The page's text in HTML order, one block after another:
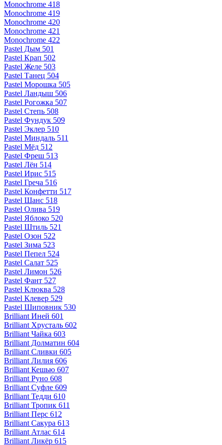
Monochrome 418
Monochrome 419
Monochrome 420
Monochrome 421
Monochrome 422
Pastel Дым 501
Pastel Крап 502
Pastel Желе 503
Pastel Танец 504
Pastel Морошка 505
Pastel Ландыш 506
Pastel Рогожка 507
Pastel Степь 508
Pastel Фундук 509
Pastel Эклер 510
Pastel Миндаль 511
Pastel Мёд 512
Pastel Фреш 513
Pastel Лён 514
Pastel Ирис 515
Pastel Греча 516
Pastel Конфетти 517
Pastel Шанс 518
Pastel Олива 519
Pastel Яблоко 520
Pastel Штиль 521
Pastel Озон 522
Pastel Зима 523
Pastel Пепел 524
Pastel Салат 525
Pastel Лимон 526
Pastel Фант 527
Pastel Клюква 528
Pastel Клевер 529
Pastel Шиповник 530
Brilliant Иней 601
Brilliant Хрусталь 602
Brilliant Чайка 603
Brilliant Долматин 604
Brilliant Сливки 605
Brilliant Лилия 606
Brilliant Кешью 607
Brilliant Руно 608
Brilliant Суфле 609
Brilliant Тедди 610
Brilliant Тропик 611
Brilliant Перс 612
Brilliant Сакура 613
Brilliant Атлас 614
Brilliant Ликёр 615